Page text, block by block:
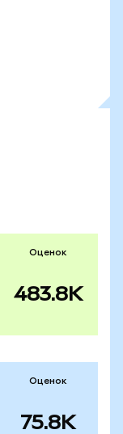
Оценок
483.8K
Оценок
75.8K